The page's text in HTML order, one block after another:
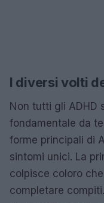
I diversi volti
Non tutti gli ADHD
fondamentale da
forme principali di
sintomi unici. La
colpisce coloro
completare